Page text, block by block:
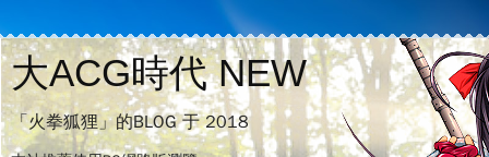
大ACG時代 NEW
「火拳狐狸」的BLOG 于 2018